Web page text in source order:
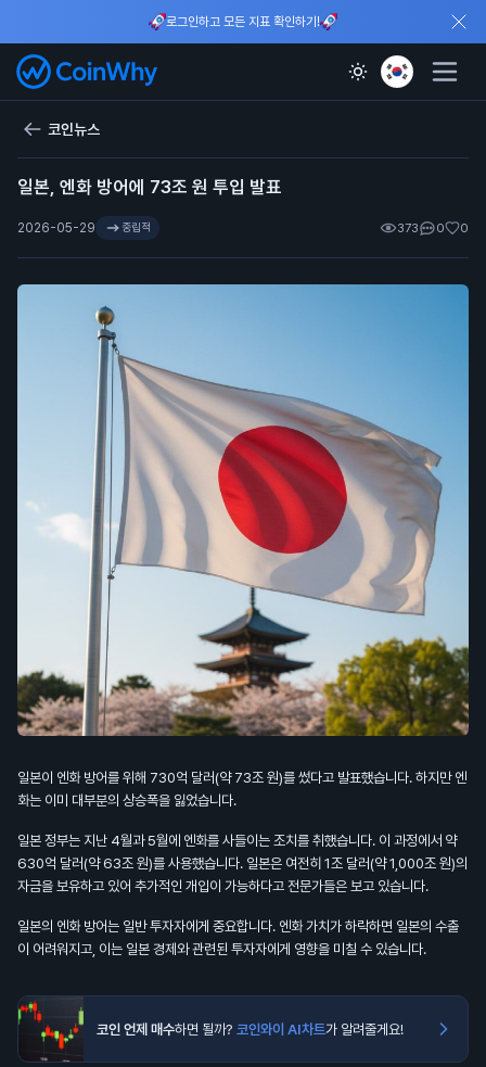
로그인하고 모든 지표 확인하기!
코인뉴스
일본, 엔화 방어에 73조 원 투입 발표
2026-05-29 중립적 373 0 0
일본이 엔화 방어를 위해 730억 달러(약 73조 원)를 썼다고 발표했습니다. 하지만 엔
화는 이미 대부분의 상승폭을 잃었습니다.
일본 정부는 지난 4월과 5월에 엔화를 사들이는 조치를 취했습니다. 이 과정에서 약
630억 달러(약 63조 원)를 사용했습니다. 일본은 여전히 1조 달러(약 1,000조 원)의
자금을 보유하고 있어 추가적인 개입이 가능하다고 전문가들은 보고 있습니다.
일본의 엔화 방어는 일반 투자자에게 중요합니다. 엔화 가치가 하락하면 일본의 수출
이 어려워지고, 이는 일본 경제와 관련된 투자자에게 영향을 미칠 수 있습니다.
코인 언제 매수하면 될까? 코인와이 AI차트가 알려줄게요!